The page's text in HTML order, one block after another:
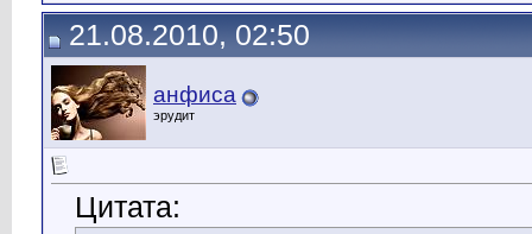
21.08.2010, 02:50
анфиса
эрудит
Цитата: